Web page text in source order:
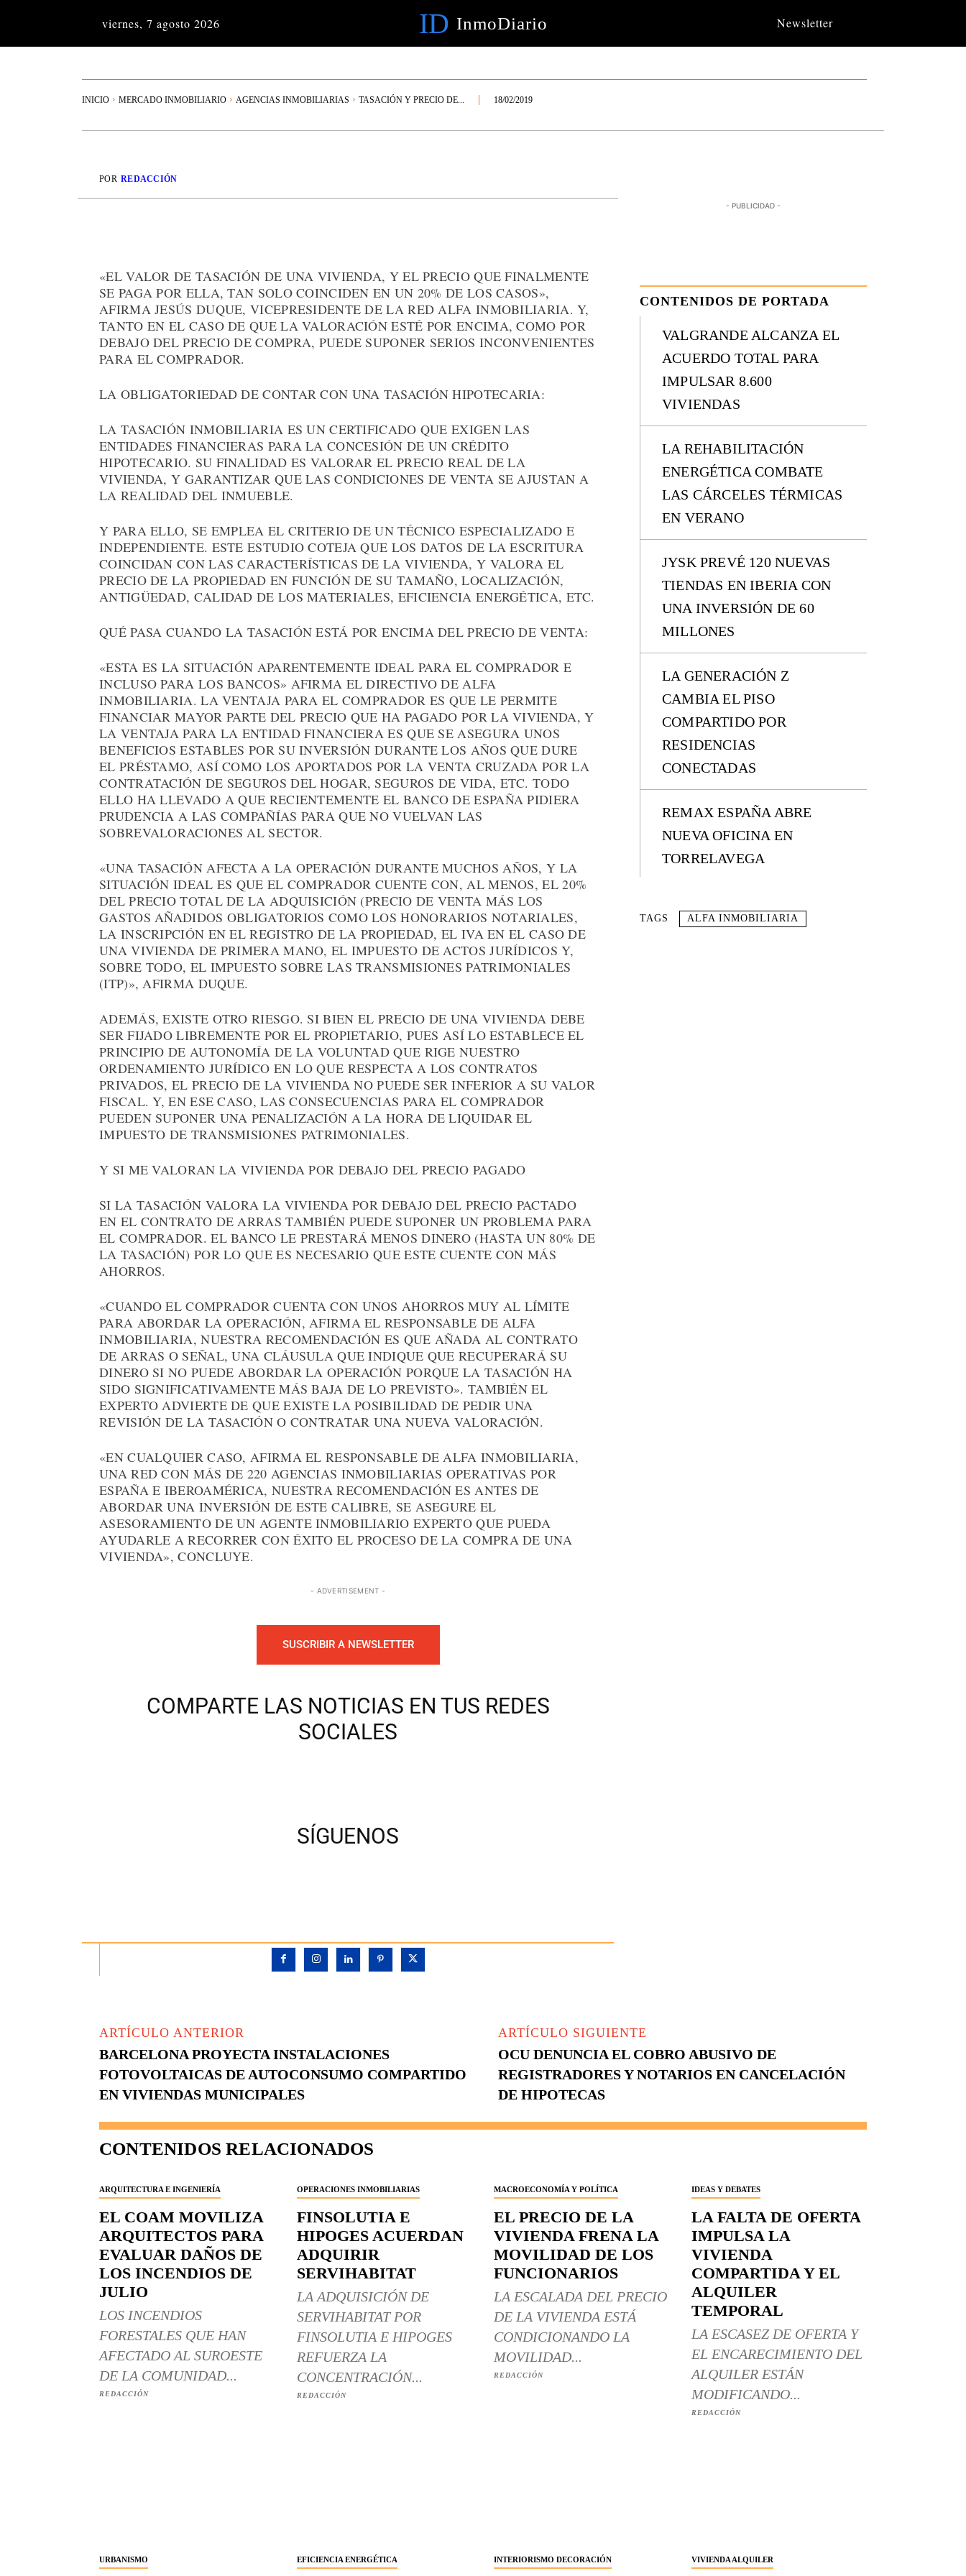
viernes, 7 agosto 2026 ID InmoDiario Newsletter
INICIO MERCADO INMOBILIARIO AGENCIAS INMOBILIARIAS TASACIÓN Y PRECIO DE... 18/02/2019
POR REDACCIÓN
«EL VALOR DE TASACIÓN DE UNA VIVIENDA, Y EL PRECIO QUE FINALMENTE
SE PAGA POR ELLA, TAN SOLO COINCIDEN EN UN 20% DE LOS CASOS»,
AFIRMA JESÚS DUQUE, VICEPRESIDENTE DE LA RED ALFA INMOBILIARIA. Y,
TANTO EN EL CASO DE QUE LA VALORACIÓN ESTÉ POR ENCIMA, COMO POR
DEBAJO DEL PRECIO DE COMPRA, PUEDE SUPONER SERIOS INCONVENIENTES
PARA EL COMPRADOR.
LA OBLIGATORIEDAD DE CONTAR CON UNA TASACIÓN HIPOTECARIA:
LA TASACIÓN INMOBILIARIA ES UN CERTIFICADO QUE EXIGEN LAS
ENTIDADES FINANCIERAS PARA LA CONCESIÓN DE UN CRÉDITO
HIPOTECARIO. SU FINALIDAD ES VALORAR EL PRECIO REAL DE LA
VIVIENDA, Y GARANTIZAR QUE LAS CONDICIONES DE VENTA SE AJUSTAN A
LA REALIDAD DEL INMUEBLE.
Y PARA ELLO, SE EMPLEA EL CRITERIO DE UN TÉCNICO ESPECIALIZADO E
INDEPENDIENTE. ESTE ESTUDIO COTEJA QUE LOS DATOS DE LA ESCRITURA
COINCIDAN CON LAS CARACTERÍSTICAS DE LA VIVIENDA, Y VALORA EL
PRECIO DE LA PROPIEDAD EN FUNCIÓN DE SU TAMAÑO, LOCALIZACIÓN,
ANTIGÜEDAD, CALIDAD DE LOS MATERIALES, EFICIENCIA ENERGÉTICA, ETC.
QUÉ PASA CUANDO LA TASACIÓN ESTÁ POR ENCIMA DEL PRECIO DE VENTA:
«ESTA ES LA SITUACIÓN APARENTEMENTE IDEAL PARA EL COMPRADOR E
INCLUSO PARA LOS BANCOS» AFIRMA EL DIRECTIVO DE ALFA
INMOBILIARIA. LA VENTAJA PARA EL COMPRADOR ES QUE LE PERMITE
FINANCIAR MAYOR PARTE DEL PRECIO QUE HA PAGADO POR LA VIVIENDA, Y
LA VENTAJA PARA LA ENTIDAD FINANCIERA ES QUE SE ASEGURA UNOS
BENEFICIOS ESTABLES POR SU INVERSIÓN DURANTE LOS AÑOS QUE DURE
EL PRÉSTAMO, ASÍ COMO LOS APORTADOS POR LA VENTA CRUZADA POR LA
CONTRATACIÓN DE SEGUROS DEL HOGAR, SEGUROS DE VIDA, ETC. TODO
ELLO HA LLEVADO A QUE RECIENTEMENTE EL BANCO DE ESPAÑA PIDIERA
PRUDENCIA A LAS COMPAÑÍAS PARA QUE NO VUELVAN LAS
SOBREVALORACIONES AL SECTOR.
«UNA TASACIÓN AFECTA A LA OPERACIÓN DURANTE MUCHOS AÑOS, Y LA
SITUACIÓN IDEAL ES QUE EL COMPRADOR CUENTE CON, AL MENOS, EL 20%
DEL PRECIO TOTAL DE LA ADQUISICIÓN (PRECIO DE VENTA MÁS LOS
GASTOS AÑADIDOS OBLIGATORIOS COMO LOS HONORARIOS NOTARIALES,
LA INSCRIPCIÓN EN EL REGISTRO DE LA PROPIEDAD, EL IVA EN EL CASO DE
UNA VIVIENDA DE PRIMERA MANO, EL IMPUESTO DE ACTOS JURÍDICOS Y,
SOBRE TODO, EL IMPUESTO SOBRE LAS TRANSMISIONES PATRIMONIALES
(ITP)», AFIRMA DUQUE.
ADEMÁS, EXISTE OTRO RIESGO. SI BIEN EL PRECIO DE UNA VIVIENDA DEBE
SER FIJADO LIBREMENTE POR EL PROPIETARIO, PUES ASÍ LO ESTABLECE EL
PRINCIPIO DE AUTONOMÍA DE LA VOLUNTAD QUE RIGE NUESTRO
ORDENAMIENTO JURÍDICO EN LO QUE RESPECTA A LOS CONTRATOS
PRIVADOS, EL PRECIO DE LA VIVIENDA NO PUEDE SER INFERIOR A SU VALOR
FISCAL. Y, EN ESE CASO, LAS CONSECUENCIAS PARA EL COMPRADOR
PUEDEN SUPONER UNA PENALIZACIÓN A LA HORA DE LIQUIDAR EL
IMPUESTO DE TRANSMISIONES PATRIMONIALES.
Y SI ME VALORAN LA VIVIENDA POR DEBAJO DEL PRECIO PAGADO
SI LA TASACIÓN VALORA LA VIVIENDA POR DEBAJO DEL PRECIO PACTADO
EN EL CONTRATO DE ARRAS TAMBIÉN PUEDE SUPONER UN PROBLEMA PARA
EL COMPRADOR. EL BANCO LE PRESTARÁ MENOS DINERO (HASTA UN 80% DE
LA TASACIÓN) POR LO QUE ES NECESARIO QUE ESTE CUENTE CON MÁS
AHORROS.
«CUANDO EL COMPRADOR CUENTA CON UNOS AHORROS MUY AL LÍMITE
PARA ABORDAR LA OPERACIÓN, AFIRMA EL RESPONSABLE DE ALFA
INMOBILIARIA, NUESTRA RECOMENDACIÓN ES QUE AÑADA AL CONTRATO
DE ARRAS O SEÑAL, UNA CLÁUSULA QUE INDIQUE QUE RECUPERARÁ SU
DINERO SI NO PUEDE ABORDAR LA OPERACIÓN PORQUE LA TASACIÓN HA
SIDO SIGNIFICATIVAMENTE MÁS BAJA DE LO PREVISTO». TAMBIÉN EL
EXPERTO ADVIERTE DE QUE EXISTE LA POSIBILIDAD DE PEDIR UNA
REVISIÓN DE LA TASACIÓN O CONTRATAR UNA NUEVA VALORACIÓN.
«EN CUALQUIER CASO, AFIRMA EL RESPONSABLE DE ALFA INMOBILIARIA,
UNA RED CON MÁS DE 220 AGENCIAS INMOBILIARIAS OPERATIVAS POR
ESPAÑA E IBEROAMÉRICA, NUESTRA RECOMENDACIÓN ES ANTES DE
ABORDAR UNA INVERSIÓN DE ESTE CALIBRE, SE ASEGURE EL
ASESORAMIENTO DE UN AGENTE INMOBILIARIO EXPERTO QUE PUEDA
AYUDARLE A RECORRER CON ÉXITO EL PROCESO DE LA COMPRA DE UNA
VIVIENDA», CONCLUYE.
- ADVERTISEMENT -
SUSCRIBIR A NEWSLETTER
COMPARTE LAS NOTICIAS EN TUS REDES
SOCIALES
SÍGUENOS
- PUBLICIDAD -
CONTENIDOS DE PORTADA
VALGRANDE ALCANZA EL
ACUERDO TOTAL PARA
IMPULSAR 8.600
VIVIENDAS
LA REHABILITACIÓN
ENERGÉTICA COMBATE
LAS CÁRCELES TÉRMICAS
EN VERANO
JYSK PREVÉ 120 NUEVAS
TIENDAS EN IBERIA CON
UNA INVERSIÓN DE 60
MILLONES
LA GENERACIÓN Z
CAMBIA EL PISO
COMPARTIDO POR
RESIDENCIAS
CONECTADAS
REMAX ESPAÑA ABRE
NUEVA OFICINA EN
TORRELAVEGA
TAGS ALFA INMOBILIARIA
ARTÍCULO ANTERIOR
BARCELONA PROYECTA INSTALACIONES
FOTOVOLTAICAS DE AUTOCONSUMO COMPARTIDO
EN VIVIENDAS MUNICIPALES
ARTÍCULO SIGUIENTE
OCU DENUNCIA EL COBRO ABUSIVO DE
REGISTRADORES Y NOTARIOS EN CANCELACIÓN
DE HIPOTECAS
CONTENIDOS RELACIONADOS
ARQUITECTURA E INGENIERÍA
EL COAM MOVILIZA
ARQUITECTOS PARA
EVALUAR DAÑOS DE
LOS INCENDIOS DE
JULIO
LOS INCENDIOS
FORESTALES QUE HAN
AFECTADO AL SUROESTE
DE LA COMUNIDAD...
REDACCIÓN
OPERACIONES INMOBILIARIAS
FINSOLUTIA E
HIPOGES ACUERDAN
ADQUIRIR
SERVIHABITAT
LA ADQUISICIÓN DE
SERVIHABITAT POR
FINSOLUTIA E HIPOGES
REFUERZA LA
CONCENTRACIÓN...
REDACCIÓN
MACROECONOMÍA Y POLÍTICA
EL PRECIO DE LA
VIVIENDA FRENA LA
MOVILIDAD DE LOS
FUNCIONARIOS
LA ESCALADA DEL PRECIO
DE LA VIVIENDA ESTÁ
CONDICIONANDO LA
MOVILIDAD...
REDACCIÓN
IDEAS Y DEBATES
LA FALTA DE OFERTA
IMPULSA LA
VIVIENDA
COMPARTIDA Y EL
ALQUILER
TEMPORAL
LA ESCASEZ DE OFERTA Y
EL ENCARECIMIENTO DEL
ALQUILER ESTÁN
MODIFICANDO...
REDACCIÓN
URBANISMO EFICIENCIA ENERGÉTICA INTERIORISMO DECORACIÓN VIVIENDA ALQUILER